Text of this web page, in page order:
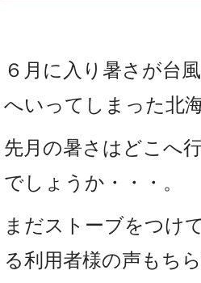
６月に入り暑さが台
へいってしまった北海
先月の暑さはどこへ
でしょうか・・・。
まだストーブをつけ
る利用者様の声もち